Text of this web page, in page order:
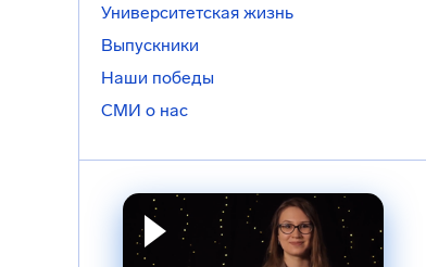
Университетская жизнь
Выпускники
Наши победы
СМИ о нас